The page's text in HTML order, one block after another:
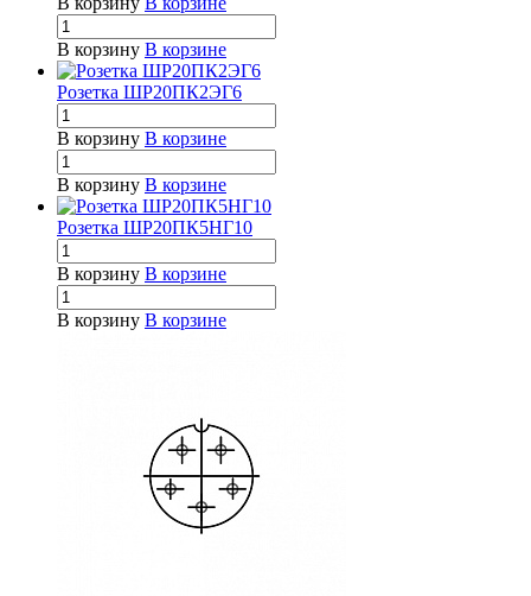
В корзину В корзине
Розетка ШР20ПК2ЭГ6
В корзину В корзине
В корзину В корзине
Розетка ШР20ПК5НГ10
В корзину В корзине
В корзину В корзине